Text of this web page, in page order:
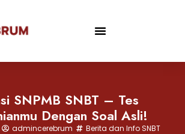
SNPMB SNBT – Tes
Dengan Soal Asli!
admincerebrum Berita dan Info SNBT